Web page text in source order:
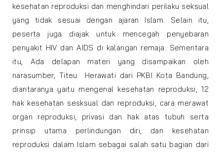
kesehatan reproduksi dan menghindari perilaku seksual
yang tidak sesuai dengan ajaran Islam. Selain itu,
peserta juga diajak untuk mencegah penyebaran
penyakit HIV dan AIDS di kalangan remaja. Sementara
itu, Ada delapan materi yang disampaikan oleh
narasumber, Titeu Herawati dari PKBI Kota Bandung,
diantaranya yaitu mengenal kesehatan reproduksi, 12
hak kesehatan sesksual dan reproduksi, cara merawat
organ reproduksi, privasi dan hak atas tubuh serta
prinsip utama perlindungan diri, dan kesehatan
reproduksi dalam Islam sebagai salah satu bagian dari